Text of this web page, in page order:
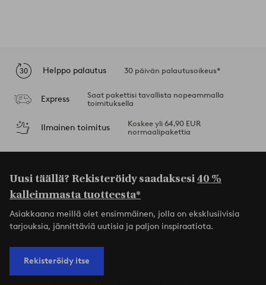
Helppo palautus 30 päivän palautusoikeus*
Express
Saat pakettisi tavallista nopeammalla
toimituksella
Ilmainen toimitus
Koskee yli 64,90 EUR
normaalipakettia
Uusi täällä? Rekisteröidy saadaksesi40 %
kalleimmasta tuotteesta*
Asiakkaana meillä olet ensimmäinen, jolla on eksklusiivisia
tarjouksia, jännittäviä uutisia ja paljon inspiraatiota.
Rekisteröidy itse